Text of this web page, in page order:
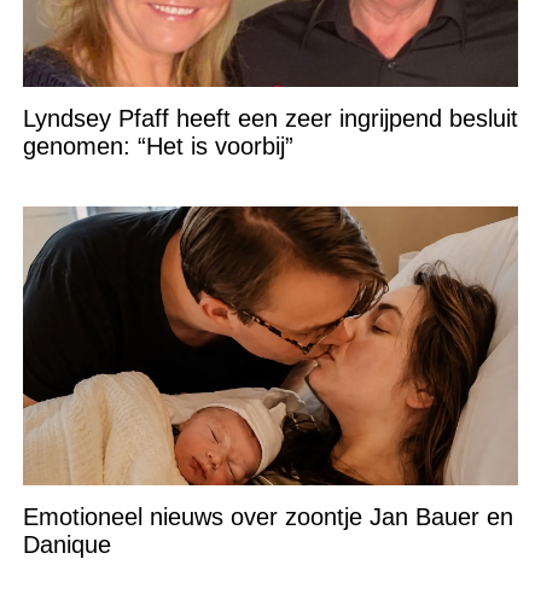
Lyndsey Pfaff heeft een zeer ingrijpend besluit
genomen: “Het is voorbij”
Emotioneel nieuws over zoontje Jan Bauer en
Danique